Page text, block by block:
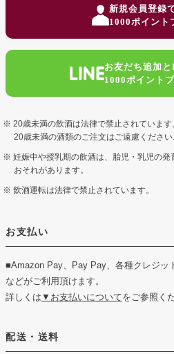
新規会員登録
1000ポイント
お友だち追加
1000ポイント
20歳未満の飲酒は法律で禁止されています
20歳未満の酒類のご注文はご遠慮ください
妊娠中や授乳期の飲酒は、胎児・乳児の発
おそれがあります。
飲酒運転は法律で禁止されています。
お支払い
■Amazon Pay、Pay Pay、各種クレジッ
などがご利用頂けます。
詳しくは ▼お支払いについてをご参照く
配送・送料